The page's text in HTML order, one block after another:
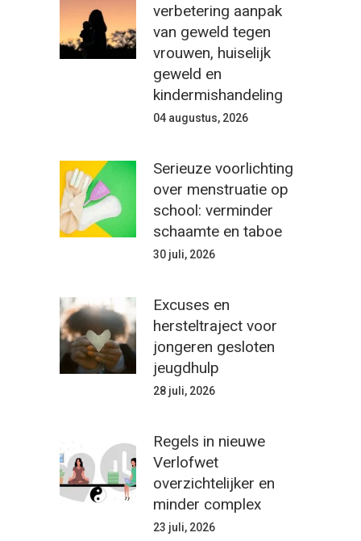
verbetering aanpak
van geweld tegen
vrouwen, huiselijk
geweld en
kindermishandeling
04 augustus, 2026
Serieuze voorlichting
over menstruatie op
school: verminder
schaamte en taboe
30 juli, 2026
Excuses en
hersteltraject voor
jongeren gesloten
jeugdhulp
28 juli, 2026
Regels in nieuwe
Verlofwet
overzichtelijker en
minder complex
23 juli, 2026